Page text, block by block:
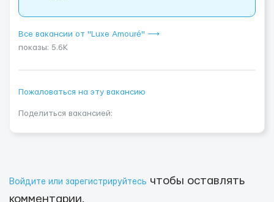
Все вакансии от "Luxe Amouré" ⟶
показы: 5.6K
Пожаловаться на эту вакансию
Поделиться вакансией:
Войдите или зарегистрируйтесь чтобы оставлять
комментарии.